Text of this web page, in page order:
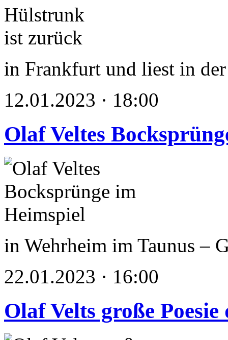
in Frankfurt und liest in
12.01.2023 · 18:00
Olaf Veltes
in Wehrheim im Taunus –
22.01.2023 · 16:00
Olaf Velts große